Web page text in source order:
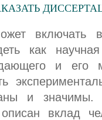
включать
как
и его
и
вклад